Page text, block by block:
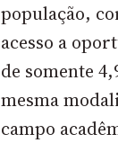
população,
acesso a
de somente
mesma
campo